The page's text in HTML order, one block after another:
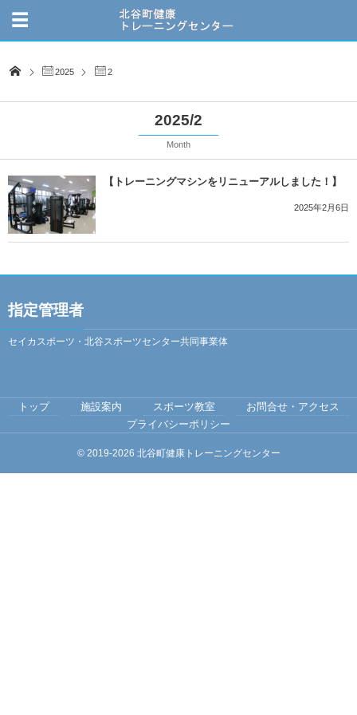
2025 2
2025/2
Month
【トレーニングマシンをリニューアルしました！】
2025年2月6日
指定管理者
セイカスポーツ・北谷スポーツセンター共同事業体
トップ 施設案内 スポーツ教室
お問合せ・アクセス
プライバシーポリシー
© 2019-2026 北谷町健康トレーニングセンター